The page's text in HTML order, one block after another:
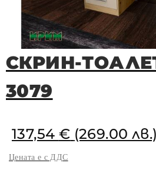
СКРИН-
3079
137,54 € (269.00 лв.)
Цената е с ДДС